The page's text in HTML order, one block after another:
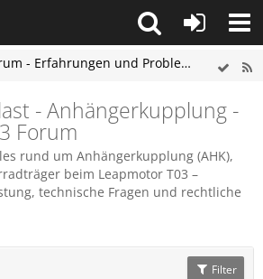
Leapmotor T03 Forum - Erfahrungen und Probleme
- Anhängerkupplung -
Forum
rund um Anhängerkupplung (AHK),
beim Leapmotor T03 –
technische Fragen und rechtliche
Filter